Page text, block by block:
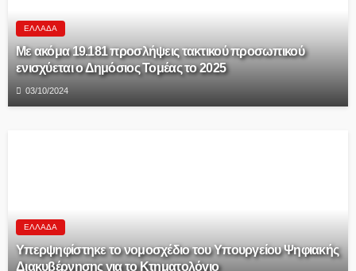
ΕΛΛΆΔΑ
Με ακόμα 19.181 προσλήψεις τακτικού προσωπικού
ενισχύεται ο Δημόσιος Τομέας το 2025
03/10/2024
ΕΛΛΆΔΑ
Υπερψηφίστηκε το νομοσχέδιο του Υπουργείου Ψηφιακής
Διακυβέρνησης για το Κτηματολόγιο